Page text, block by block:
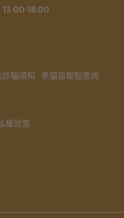
13:00-18:00
詐騙須知 黑貓自取點查詢
權政策